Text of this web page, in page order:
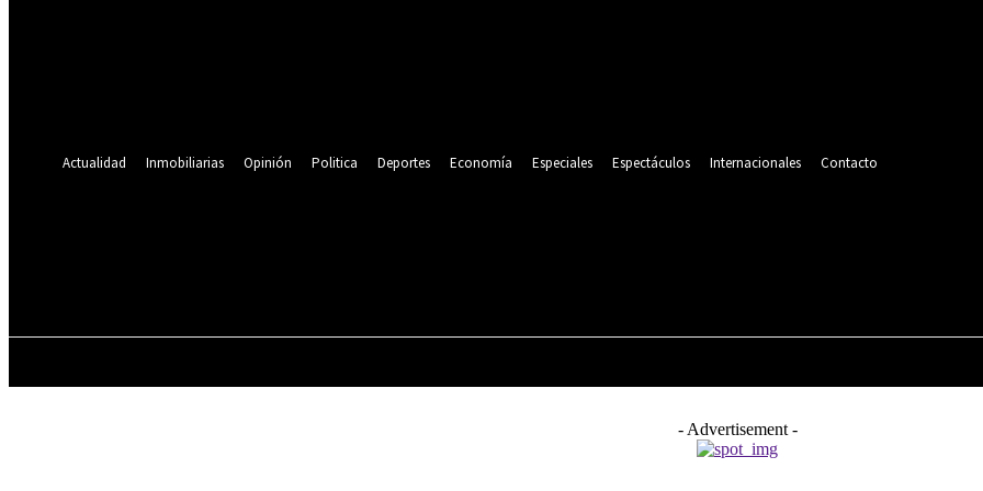
Actualidad
Inmobiliarias Opinión Politica Deportes Economía Especiales Espectáculos Internacionales Contacto
- Advertisement -